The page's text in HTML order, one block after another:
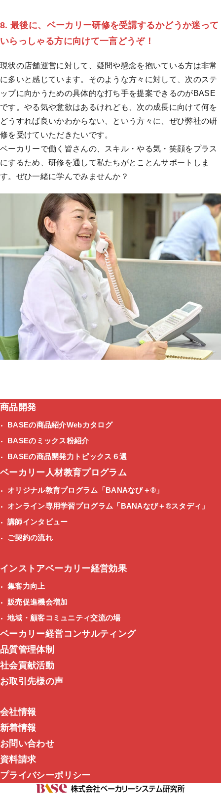
8. 最後に、ベーカリー研修を受講するかどうか迷って
いらっしゃる方に向けて一言どうぞ！
現状の店舗運営に対して、疑問や懸念を抱いている方は非常
に多いと感じています。そのような方々に対して、次のステ
ップに向かうための具体的な打ち手を提案できるのがBASE
です。やる気や意欲はあるけれども、次の成長に向けて何を
どうすれば良いかわからない、という方々に、ぜひ弊社の研
修を受けていただきたいです。
ベーカリーで働く皆さんの、スキル・やる気・笑顔をプラス
にするため、研修を通して私たちがとことんサポートしま
す。ぜひ一緒に学んでみませんか？
商品開発
BASEの商品紹介Webカタログ
BASEのミックス粉紹介
BASEの商品開発力トピックス６選
ベーカリー人材教育プログラム
オリジナル教育プログラム 「BANAなび＋®」
オンライン専用学習プログラム 「BANAなび＋®スタディ」
講師インタビュー
ご契約の流れ
インストアベーカリー経営効果
集客力向上
販売促進機会増加
地域・顧客コミュニティ交流の場
ベーカリー経営コンサルティング
品質管理体制
社会貢献活動
お取引先様の声
会社情報
新着情報
お問い合わせ
資料請求
プライバシーポリシー